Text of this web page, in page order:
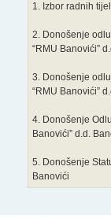
1. Izbor radnih
2. Donošenje
“RMU Banovići”
3. Donošenje
“RMU Banovići”
4. Donošenje
Banovići” d.d.
5. Donošenje
Banovići